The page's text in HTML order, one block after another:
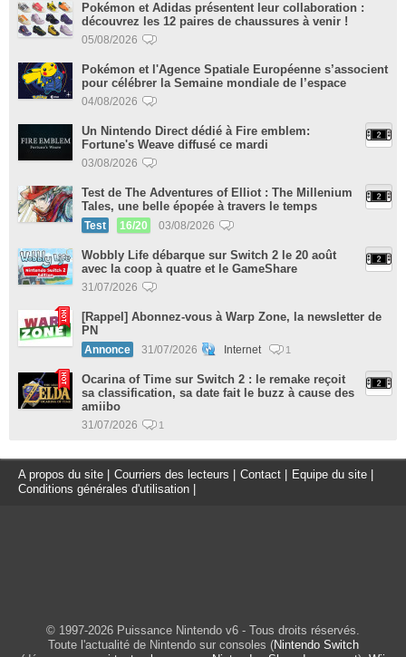
Pokémon et Adidas présentent leur collaboration :
découvrez les 12 paires de chaussures à venir !
05/08/2026
Pokémon et l'Agence Spatiale Européenne s’associent
pour célébrer la Semaine mondiale de l’espace
04/08/2026
Un Nintendo Direct dédié à Fire emblem:
Fortune's Weave diffusé ce mardi
03/08/2026
Test de The Adventures of Elliot : The Millenium
Tales, une belle épopée à travers le temps
Test 16/20 03/08/2026
Wobbly Life débarque sur Switch 2 le 20 août
avec la coop à quatre et le GameShare
31/07/2026
[Rappel] Abonnez-vous à Warp Zone, la newsletter de
PN
Annonce 31/07/2026 Internet 1
Ocarina of Time sur Switch 2 : le remake reçoit
sa classification, sa date fait le buzz à cause des
amiibo
31/07/2026 1
A propos du site Courriers des lecteurs Contact Equipe du site
Conditions générales d'utilisation
© 1997-2026 Puissance Nintendo v6 - Tous droits réservés.
Toute l'actualité de Nintendo sur consoles (Nintendo Switch